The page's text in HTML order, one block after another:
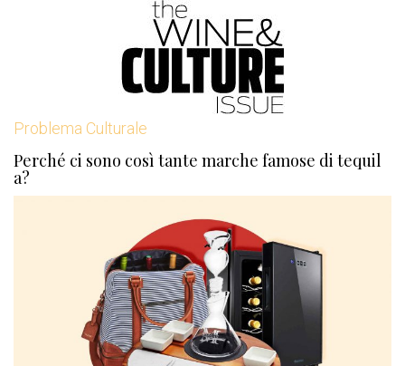
Problema Culturale
Perché ci sono così tante marche famose di tequil
a?